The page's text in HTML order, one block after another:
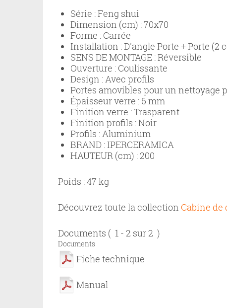
Série :Feng shui
Dimension (cm) :70x70
Forme : Carrée
Installation :D'angle Porte + Porte (2
SENS DE MONTAGE :Réversible
Ouverture : Coulissante
Design :Avec profils
Portes amovibles pour un nettoyage
Épaisseur verre : 6 mm
Finition verre :Trasparent
Finition profils :Noir
Profils :Aluminium
BRAND :IPERCERAMICA
HAUTEUR (cm) :200
Poids : 47 kg
Découvrez toute la collection Cabine de
Documents ( 1 - 2 sur 2 )
Documents
Fiche technique
Manual